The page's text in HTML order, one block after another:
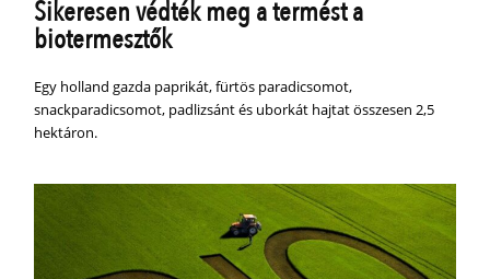
Sikeresen védték meg a termést a
biotermesztők
Egy holland gazda paprikát, fürtös paradicsomot,
snackparadicsomot, padlizsánt és uborkát hajtat összesen 2,5
hektáron.